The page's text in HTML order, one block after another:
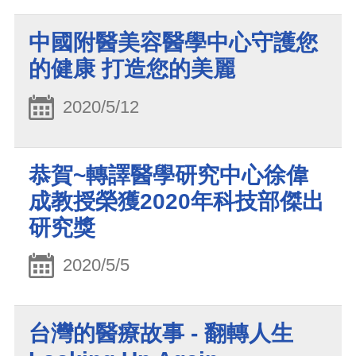
中國附醫美容醫學中心守護您
的健康 打造您的美麗
2020/5/12
恭賀~轉譯醫學研究中心徐偉
成教授榮獲2020年科技部傑出
研究獎
2020/5/5
台灣的醫療故事 - 翻轉人生